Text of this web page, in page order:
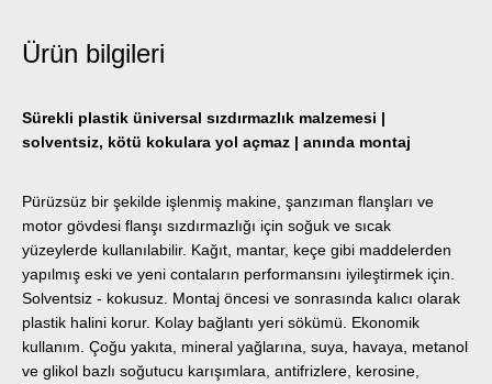
Ürün bilgileri
Sürekli plastik üniversal sızdırmazlık malzemesi |
solventsiz, kötü kokulara yol açmaz | anında montaj
Pürüzsüz bir şekilde işlenmiş makine, şanzıman flanşları ve
motor gövdesi flanşı sızdırmazlığı için soğuk ve sıcak
yüzeylerde kullanılabilir. Kağıt, mantar, keçe gibi maddelerden
yapılmış eski ve yeni contaların performansını iyileştirmek için.
Solventsiz - kokusuz. Montaj öncesi ve sonrasında kalıcı olarak
plastik halini korur. Kolay bağlantı yeri sökümü. Ekonomik
kullanım. Çoğu yakıta, mineral yağlarına, suya, havaya, metanol
ve glikol bazlı soğutucu karışımlara, antifrizlere, kerosine,